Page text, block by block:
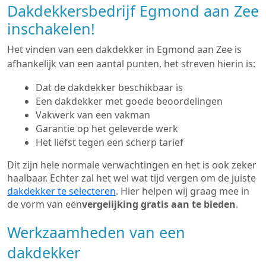
Dakdekkersbedrijf Egmond aan Zee
inschakelen!
Het vinden van een dakdekker in Egmond aan Zee is
afhankelijk van een aantal punten, het streven hierin is:
Dat de dakdekker beschikbaar is
Een dakdekker met goede beoordelingen
Vakwerk van een vakman
Garantie op het geleverde werk
Het liefst tegen een scherp tarief
Dit zijn hele normale verwachtingen en het is ook zeker
haalbaar. Echter zal het wel wat tijd vergen om de juiste
dakdekker te selecteren. Hier helpen wij graag mee in
de vorm van eenvergelijking gratis aan te bieden.
Werkzaamheden van een
dakdekker